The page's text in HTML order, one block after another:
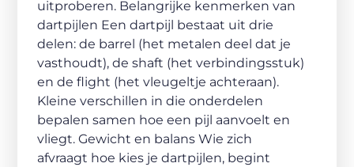
uitproberen. Belangrijke kenmerken van
dartpijlen Een dartpijl bestaat uit drie
delen: de barrel (het metalen deel dat je
vasthoudt), de shaft (het verbindingsstuk)
en de flight (het vleugeltje achteraan).
Kleine verschillen in die onderdelen
bepalen samen hoe een pijl aanvoelt en
vliegt. Gewicht en balans Wie zich
afvraagt hoe kies je dartpijlen, begint